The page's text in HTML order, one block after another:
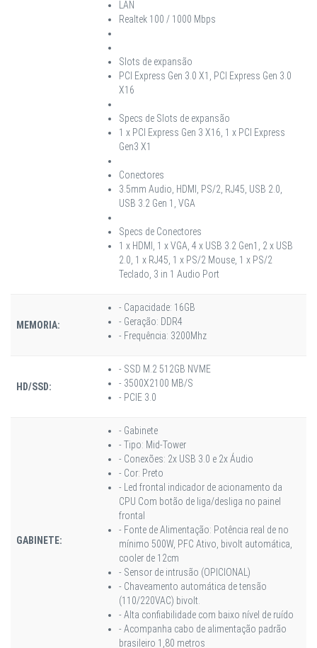
LAN
Realtek 100 / 1000 Mbps
Slots de expansão
PCI Express Gen 3.0 X1, PCI Express Gen 3.0
X16
Specs de Slots de expansão
1 x PCI Express Gen 3 X16, 1 x PCI Express
Gen3 X1
Conectores
3.5mm Audio, HDMI, PS/2, RJ45, USB 2.0,
USB 3.2 Gen 1, VGA
Specs de Conectores
1 x HDMI, 1 x VGA, 4 x USB 3.2 Gen1, 2 x USB
2.0, 1 x RJ45, 1 x PS/2 Mouse, 1 x PS/2
Teclado, 3 in 1 Audio Port
MEMORIA:
- Capacidade: 16GB
- Geração: DDR4
- Frequência: 3200Mhz
HD/SSD:
- SSD M.2 512GB NVME
- 3500X2100 MB/S
- PCIE 3.0
GABINETE:
- Gabinete
- Tipo: Mid-Tower
- Conexões: 2x USB 3.0 e 2x Áudio
- Cor: Preto
- Led frontal indicador de acionamento da
CPU Com botão de liga/desliga no painel
frontal
- Fonte de Alimentação: Potência real de no
mínimo 500W, PFC Ativo, bivolt automática,
cooler de 12cm
- Sensor de intrusão (OPICIONAL)
- Chaveamento automática de tensão
(110/220VAC) bivolt.
- Alta confiabilidade com baixo nível de ruído
- Acompanha cabo de alimentação padrão
brasileiro 1,80 metros